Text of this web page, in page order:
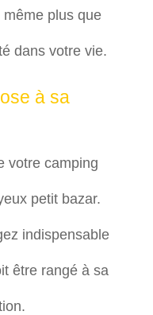
plus que
dans votre vie.
à sa
votre camping
petit bazar.
indispensable
être rangé à sa